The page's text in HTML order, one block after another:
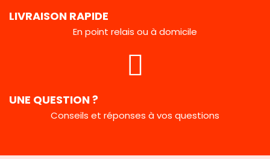
LIVRAISON RAPIDE
En point relais ou à domicile
UNE QUESTION ?
Conseils et réponses à vos questions